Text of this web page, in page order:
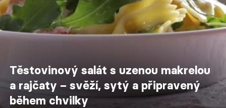
Těstovinový salát s uzenou makrelou
a rajčaty – svěží, sytý a připravený
během chvilky